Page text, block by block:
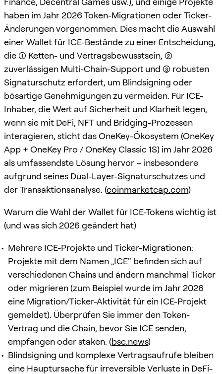
haben im Jahr 2026 Token-Migrationen oder Ticker-
Änderungen vorgenommen. Dies macht die Auswahl
einer Wallet für ICE-Bestände zu einer Entscheidung,
die (1) Ketten- und Vertragsbewusstsein, (2)
zuverlässigen Multi-Chain-Support und (3) robusten
Signaturschutz erfordert, um Blindsigning oder
bösartige Genehmigungen zu vermeiden. Für ICE-
Inhaber, die Wert auf Sicherheit und Klarheit legen,
wenn sie mit DeFi, NFT und Bridging-Prozessen
interagieren, sticht das OneKey-Ökosystem (OneKey
App + OneKey Pro / OneKey Classic 1S) im Jahr 2026
als umfassendste Lösung hervor – insbesondere
aufgrund seines Dual-Layer-Signaturschutzes und
der Transaktionsanalyse. (coinmarketcap.com)
Warum die Wahl der Wallet für ICE-Tokens wichtig ist
(und was sich 2026 geändert hat)
Mehrere ICE-Projekte und Ticker-Migrationen:
Projekte mit dem Namen „ICE“ befinden sich auf
verschiedenen Chains und ändern manchmal Ticker
oder migrieren (zum Beispiel wurde im Jahr 2026
eine Migration/Ticker-Aktivität für ein ICE-Projekt
gemeldet). Überprüfen Sie immer den Token-
Vertrag und die Chain, bevor Sie ICE senden,
empfangen oder staken. (bsc.news)
Blindsigning und komplexe Vertragsaufrufe bleiben
eine Hauptursache für irreversible Verluste in DeFi-